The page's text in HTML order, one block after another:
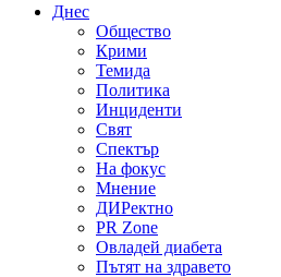
Днес
Общество
Крими
Темида
Политика
Инциденти
Свят
Спектър
На фокус
Мнение
ДИРектно
PR Zone
Овладей диабета
Пътят на здравето